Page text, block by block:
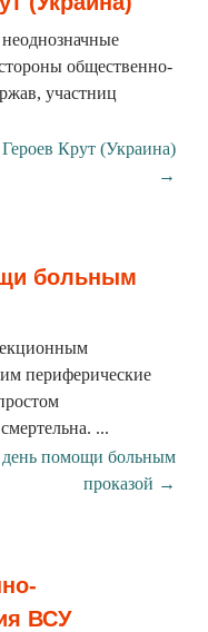
общественно-
участниц
Крут (Украина)
→
больным
периферические
...
помощи больным
проказой →
ВСУ